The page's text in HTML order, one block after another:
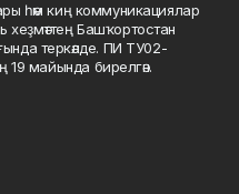
һәм киң коммуникациялар
хеҙмәттең Башҡортостан
теркәлде. ПИ ТУ02-
19 майында бирелгән.